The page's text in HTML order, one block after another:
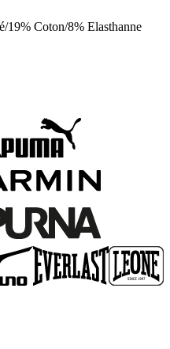
19% Coton/8% Elasthanne